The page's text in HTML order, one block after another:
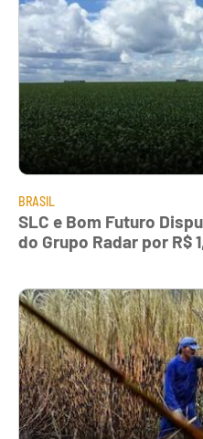
BRASIL
SLC e Bom Futuro
do Grupo Radar por R$